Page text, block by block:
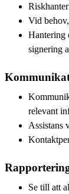
Vid
Hantering
signering
relevant
Assistans
Se till att